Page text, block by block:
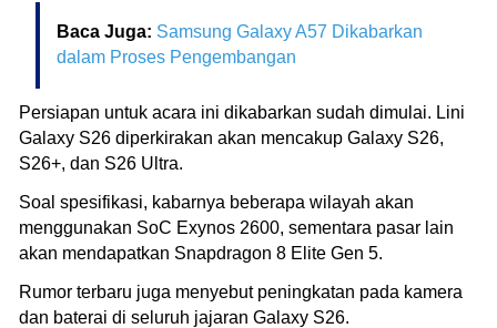
Baca Juga: Samsung Galaxy A57 Dikabarkan
dalam Proses Pengembangan
Persiapan untuk acara ini dikabarkan sudah dimulai. Lini
Galaxy S26 diperkirakan akan mencakup Galaxy S26,
S26+, dan S26 Ultra.
Soal spesifikasi, kabarnya beberapa wilayah akan
menggunakan SoC Exynos 2600, sementara pasar lain
akan mendapatkan Snapdragon 8 Elite Gen 5.
Rumor terbaru juga menyebut peningkatan pada kamera
dan baterai di seluruh jajaran Galaxy S26.